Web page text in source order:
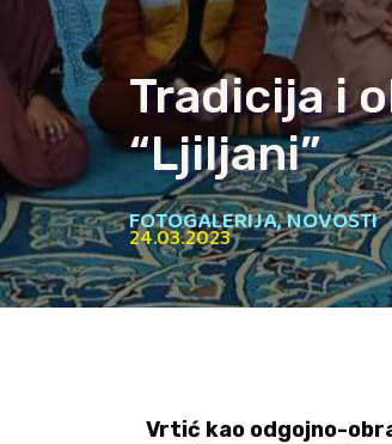
Tradicija i
“Ljiljani”
FOTOGALERIJA,NOVOSTI
24.03.2023
Vrtić kao odgojno-